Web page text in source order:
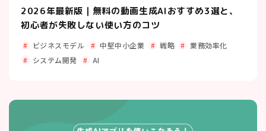
2026年最新版｜無料の動画生成AIおすすめ3選と、
初心者が失敗しない使い方のコツ
ビジネスモデル 中堅中小企業 戦略
業務効率化
システム開発
AI